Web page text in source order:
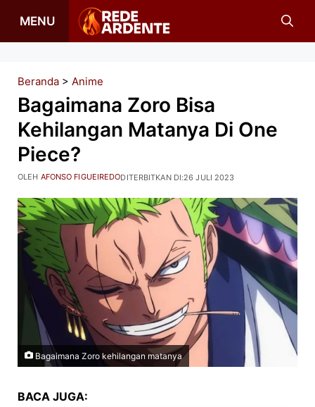
MENU
Beranda > Anime
Bagaimana Zoro Bisa
Kehilangan Matanya Di One
Piece?
DITERBITKAN DI:26 JULI 2023
OLEH AFONSO FIGUEIREDO
Bagaimana Zoro kehilangan matanya
BACA JUGA: